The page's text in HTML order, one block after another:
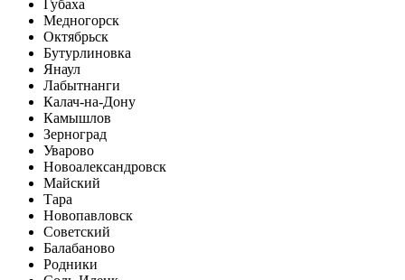
Губаха
Медногорск
Октябрьск
Бутурлиновка
Янаул
Лабытнанги
Калач-на-Дону
Камышлов
Зерноград
Уварово
Новоалександровск
Майский
Тара
Новопавловск
Советский
Балабаново
Родники